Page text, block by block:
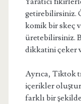
getirebilirsiniz.
komik bir skeç
üretebilirsiniz.
dikkatini çeker
Ayrıca, Tiktok
içerikler
farklı bir